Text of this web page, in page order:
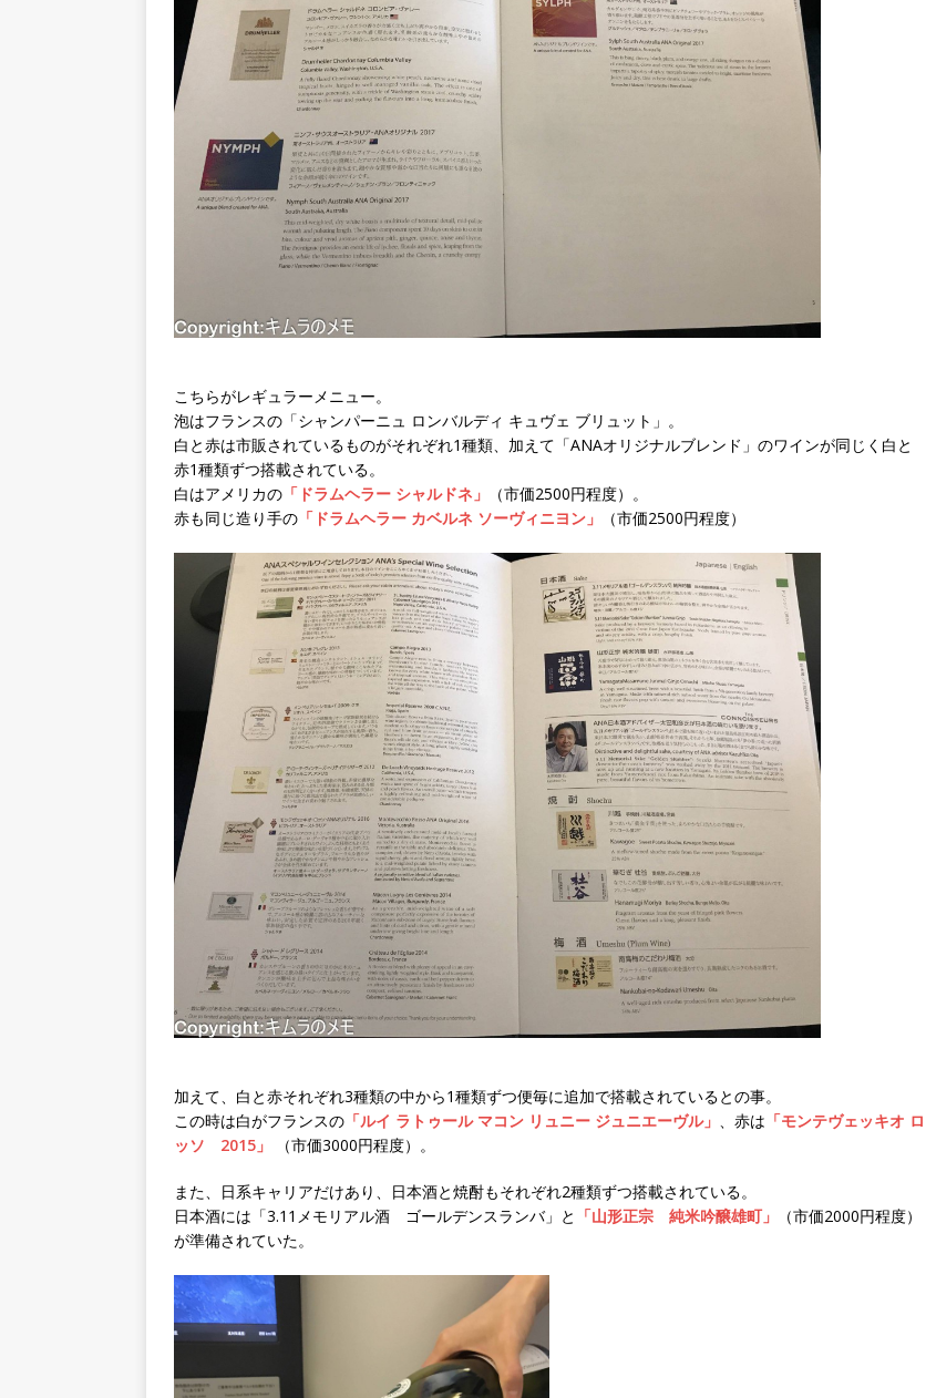
こちらがレギュラーメニュー。
泡はフランスの「シャンパーニュ ロンバルディ キュヴェ ブリュット」。
白と赤は市販されているものがそれぞれ1種類、加えて「ANAオリジナルブレンド」のワインが同じく白と
赤1種類ずつ搭載されている。
白はアメリカの 「ドラムヘラー シャルドネ」
（市価2500円程度）。
赤も同じ造り手の 「ドラムヘラー カベルネ ソーヴィニヨン」 （市価2500円程度）
加えて、白と赤それぞれ3種類の中から1種類ずつ便毎に追加で搭載されているとの事。
この時は白がフランスの 「ルイ ラトゥール マコン リュニー ジュニエーヴル」 、赤は 「モンテヴェッキオ ロ
ッソ 2015」
（市価3000円程度）。
また、日系キャリアだけあり、日本酒と焼酎もそれぞれ2種類ずつ搭載されている。
日本酒には「3.11メモリアル酒 ゴールデンスランバ」と 「山形正宗 純米吟醸雄町」
（市価2000円程度）
が準備されていた。